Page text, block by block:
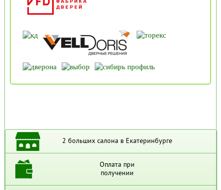
2 больших салона в Екатеринбурге
Оплата при
получении